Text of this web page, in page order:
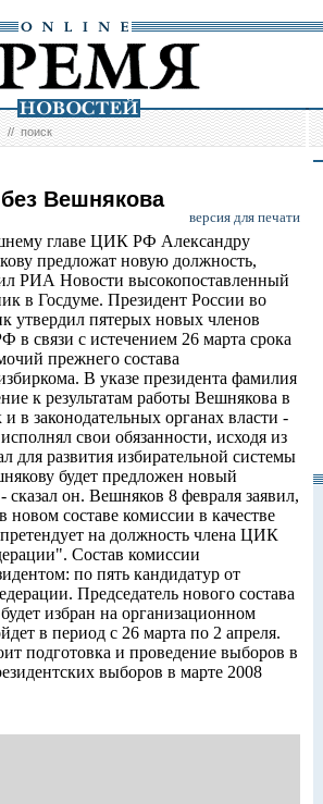
//поиск
Вешнякова
версия для печати
главе ЦИК РФ Александру
предложат новую должность,
РИА Новости высокопоставленный
в Госдуме. Президент России во
утвердил пятерых новых членов
связи с истечением 26 марта срока
прежнего состава
В указе президента фамилия
к результатам работы Вешнякова в
в законодательных органах власти -
свои обязанности, исходя из
для развития избирательной системы
будет предложен новый
он. Вешняков 8 февраля заявил,
новом составе комиссии в качестве
на должность члена ЦИК
Состав комиссии
по пять кандидатур от
Председатель нового состава
избран на организационном
в период с 26 марта по 2 апреля.
подготовка и проведение выборов в
выборов в марте 2008